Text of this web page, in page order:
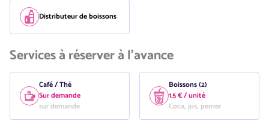
Distributeur de boissons
Services à réserver à l'avance
Café / Thé
Sur demande
sur demande
Boissons (2)
1.5 € / unité
Coca, jus, perrier